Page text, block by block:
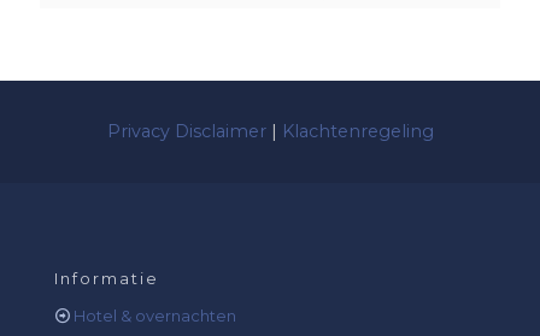
Privacy Disclaimer| Klachtenregeling
Informatie
Hotel & overnachten